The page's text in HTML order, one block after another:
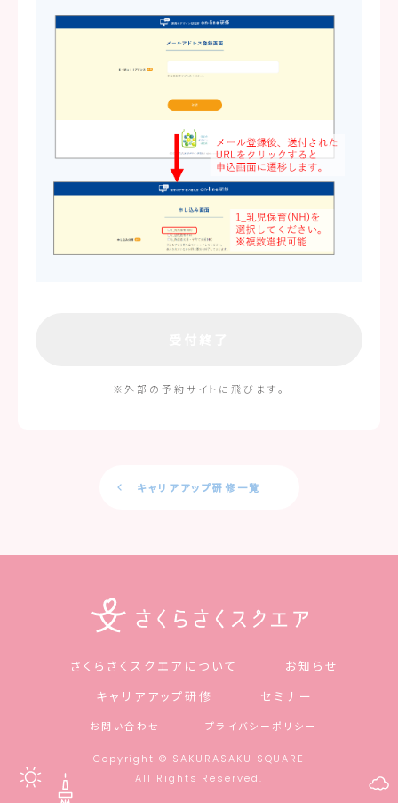
※外部の予約サイトに飛びます。
キャリアアップ研修一覧
さくらさくスクエアについて
お知らせ
キャリアアップ研修
セミナー
お問い合わせ プライバシーポリシー
Copyright © SAKURASAKU SQUARE
All Rights Reserved.